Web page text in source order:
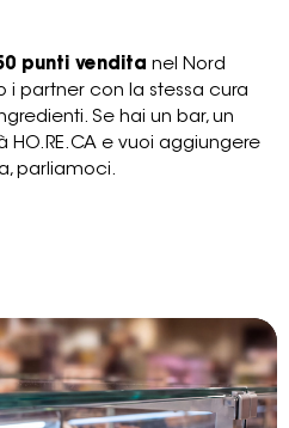
punti vendita nel Nord
i partner con la stessa cura
Se hai un bar, un
e vuoi aggiungere
parliamoci.